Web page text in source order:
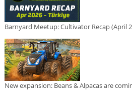
Barnyard Meetup: Cultivator Recap (April
New expansion: Beans & Alpacas are